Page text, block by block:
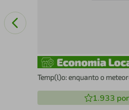
Temp(l)o: enquanto o
1.933